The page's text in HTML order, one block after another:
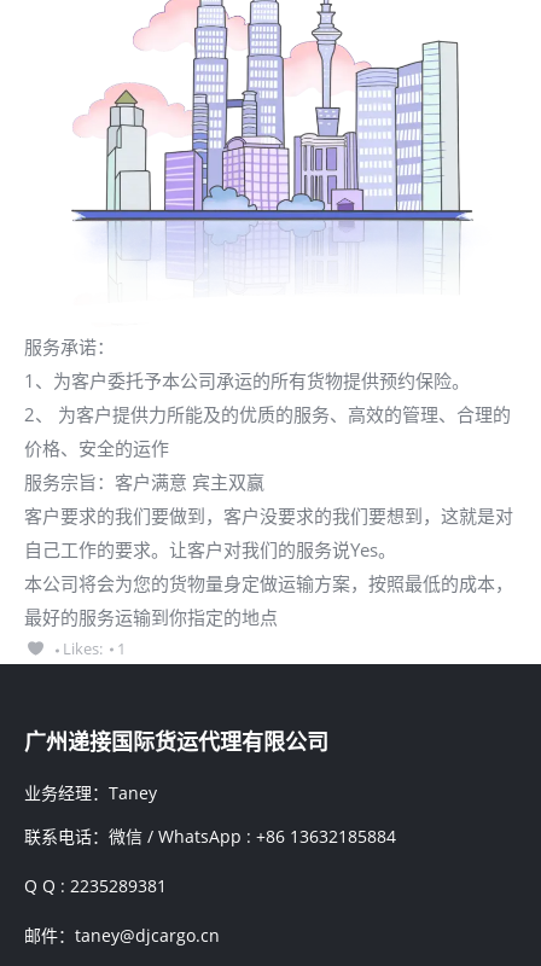
服务承诺：
1、为客户委托予本公司承运的所有货物提供预约保险。
2、 为客户提供力所能及的优质的服务、高效的管理、合理的
价格、安全的运作
服务宗旨：客户满意 宾主双赢
客户要求的我们要做到，客户没要求的我们要想到，这就是对
自己工作的要求。让客户对我们的服务说Yes。
本公司将会为您的货物量身定做运输方案，按照最低的成本，
最好的服务运输到你指定的地点
Likes: 1
广州递接国际货运代理有限公司
业务经理：Taney
联系电话：微信 / WhatsApp : +86 13632185884
Q Q : 2235289381
邮件：taney@djcargo.cn